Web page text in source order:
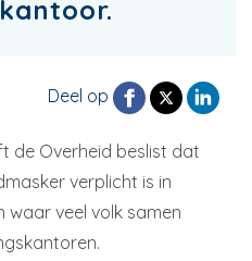
Deel op
de Overheid beslist dat
verplicht is in
waar veel volk samen